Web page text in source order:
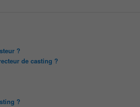
?
de casting ?
?